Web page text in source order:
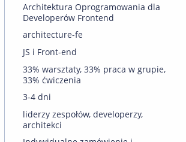
Architektura Oprogramowania dla
Developerów Frontend
architecture-fe
JS i Front-end
33% warsztaty, 33% praca w grupie,
33% ćwiczenia
3-4 dni
liderzy zespołów, developerzy,
architekci